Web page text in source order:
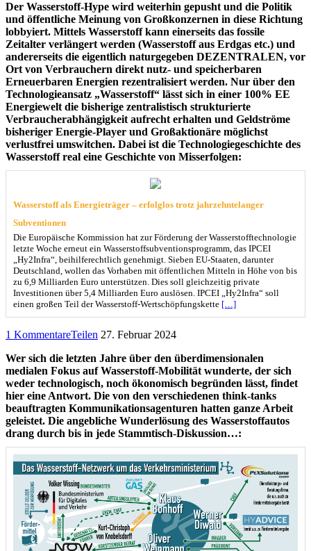
Der Wasserstoff-Hype wird weiterhin gepusht und die Politik
und öffentliche Meinung von Großkonzernen in diese Richtung
lobbyiert. Mittels Wasserstoff kann einerseits das fossile
Zeitalter verlängert werden (Wasserstoff aus Erdgas etc.) und
andererseits die eigentlich naturgegeben DEZENTRALEN, vor
Ort von Verbrauchern direkt nutz- und speicherbaren
Erneuerbaren Energien rezentralisiert werden. Nur über den
Technologieansatz „Wasserstoff“ lässt sich in einer 100% EE
Energiewelt die bisherige zentralistisch strukturierte
Verbraucherabhängigkeit aufrecht erhalten und Geldströme
bisheriger Energie-Player und Großaktionäre möglichst
verlustfrei umswitchen. Dabei ist die Technologiegeschichte des
Wasserstoff real eine Geschichte von Misserfolgen:
Wasserstoff als Energieträger – erfolglos trotz jahrzehntelanger
Subventionen
Die Europäische Kommission hat zur Förderung der Wasserstofftechnologie
letzte Woche erneut ein Wasserstoffsubventionsprogramm, das IPCEI
„Hy2Infra“, beihilferechtlich genehmigt. Sieben EU-Staaten, darunter
Deutschland, wollen das Vorhaben mit öffentlichen Mitteln in Höhe von bis
zu 6,9 Milliarden Euro unterstützen. Dies soll gleichzeitig private
Investitionen über 5,4 Milliarden Euro auslösen. IPCEI „Hy2Infra“ soll
einen großen Teil der Wasserstoff-Wertschöpfungskette […]
1 KommentareTeilen 27. Februar 2024
Wer sich die letzten Jahre über den überdimensionalen
medialen Fokus auf Wasserstoff-Mobilität wunderte, der sich
weder technologisch, noch ökonomisch begründen lässt, findet
hier eine Antwort. Die von den verschiedenen think-tanks
beauftragten Kommunikationsagenturen hatten ganze Arbeit
geleistet. Die angebliche Wunderlösung des Wasserstoffautos
drang durch bis in jede Stammtisch-Diskussion…: